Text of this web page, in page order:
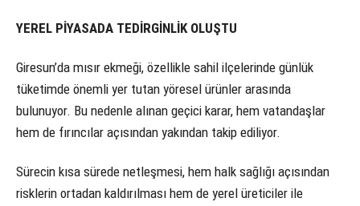
YEREL PİYASADA TEDİRGİNLİK OLUŞTU
Giresun’da mısır ekmeği, özellikle sahil ilçelerinde günlük
tüketimde önemli yer tutan yöresel ürünler arasında
bulunuyor. Bu nedenle alınan geçici karar, hem vatandaşlar
hem de fırıncılar açısından yakından takip ediliyor.
Sürecin kısa sürede netleşmesi, hem halk sağlığı açısından
risklerin ortadan kaldırılması hem de yerel üreticiler ile